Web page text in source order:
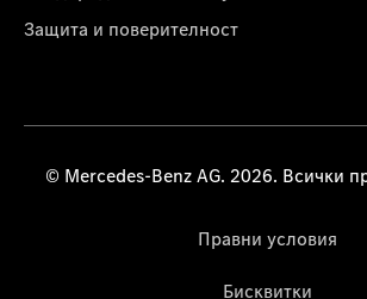
Защита и поверителност
© Mercedes-Benz AG. 2026. Всички
Правни условия
Бисквитки